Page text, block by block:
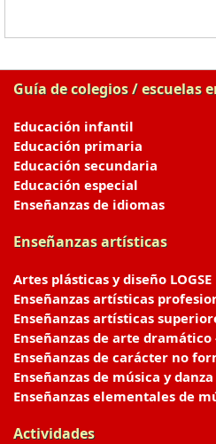
Guía de colegios / escuelas
Educación infantil
Educación primaria
Educación secundaria
Educación especial
Enseñanzas de idiomas
Enseñanzas artísticas
Artes plásticas y diseño LOGSE
Enseñanzas artísticas
Enseñanzas artísticas
Enseñanzas de arte dramático
Enseñanzas de carácter no
Enseñanzas de música y danza
Enseñanzas elementales de
Actividades